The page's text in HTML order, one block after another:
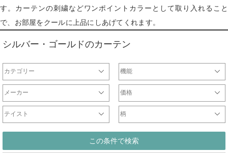
す。カーテンの刺繍などワンポイントカラーとして取り入れること
で、お部屋をクールに上品にしあげてくれます。
シルバー・ゴールドのカーテン
カテゴリー 機能
遮光カーテン
一級遮光カーテン
非遮光ドレープ
防炎カーテン
遮熱カーテン
ウォッシャブルカーテン
形状記憶カーテン
防音カーテン
天然素材
ミラーレース
非ミラーレース
UVカットレース
防炎レース
刺繍レース
防虫レース
断熱レース
光触媒レース
防音レース
遮熱レース
チュールレース
ドレープ
レース
メーカー 価格
～2000円
2001円～5000円
5001円～10000円
10001円～20000円
20001円～40000円
テイスト
シンプル
北欧
モダン
ナチュラル
カジュアル
エレガント
クラシック
和
柄
無地ドレープ
チェックドレープ
ストライプドレープ
ボーダー
ドット
花
ダマスク柄
幾何学柄
この条件で検索